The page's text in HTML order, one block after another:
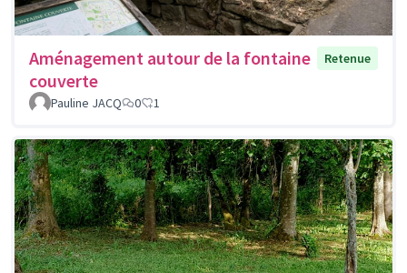
Aménagement autour de la fontaine
couverte
Retenue
Pauline JACQ 0 1